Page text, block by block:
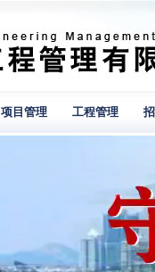
项目管理 工程管理